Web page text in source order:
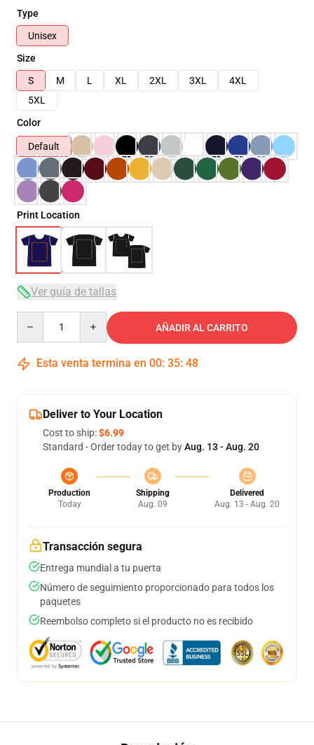
Type
Unisex
Size
S
M L XL 2XL 3XL
4XL
5XL
Color
Default
Print Location
Ver guía de tallas
AÑADIR AL CARRITO
Esta venta termina en 00: 35: 47
Deliver to Your Location
Cost to ship:$6.99
Standard - Order today to get byAug. 13 - Aug. 20
Production
Today
Shipping
Aug. 09
Delivered
Aug. 13 - Aug. 20
Transacción segura
Entrega mundial a tu puerta
Número de seguimiento proporcionado para todos los
paquetes
Reembolso completo si el producto no es recibido